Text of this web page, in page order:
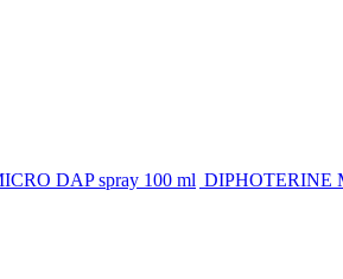
DIPHOTERINE